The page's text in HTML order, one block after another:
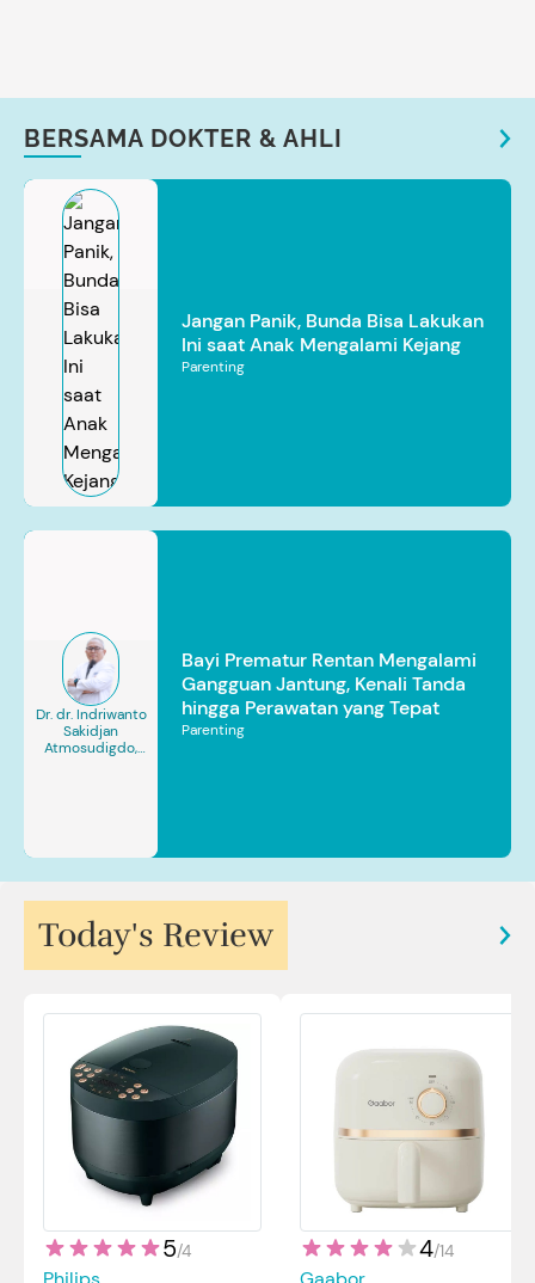
BERSAMA DOKTER & AHLI
Jangan Panik, Bunda Bisa Lakukan
Ini saat Anak Mengalami Kejang
Parenting
Dr. dr. Indriwanto
Sakidjan
Atmosudigdo,
Bayi Prematur Rentan Mengalami
Gangguan Jantung, Kenali Tanda
hingga Perawatan yang Tepat
Parenting
Today's Review
5/4 4/14